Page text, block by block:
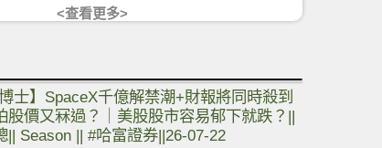
<查看更多>
博士】SpaceX千億解禁潮+財報將同時殺到
股價又冧過？｜美股股市容易郁下就跌？||
|| Season || #哈富證券||26-07-22